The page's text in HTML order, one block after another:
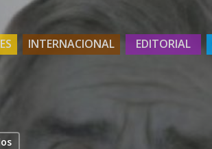
INTERNACIONAL EDITORIAL